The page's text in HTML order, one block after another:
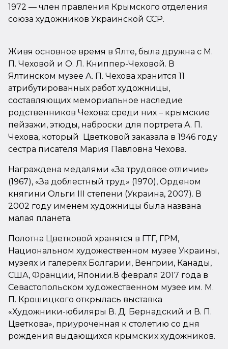
1972 — член правления Крымского отделения
союза художников Украинской ССР.
Живя основное время в Ялте, была дружна с М.
П. Чеховой и О. Л. Книппер-Чеховой. В
Ялтинском музее А. П. Чехова хранится 11
атрибутированных работ художницы,
составляющих мемориальное наследие
родственников Чехова: среди них – крымские
пейзажи, этюды, наброски для портрета А. П.
Чехова, который Цветковой заказала в 1946 году
сестра писателя Мария Павловна Чехова.
Награждена медалями «За трудовое отличие»
(1967), «За доблестный труд» (1970), Орденом
княгини Ольги III степени (Украина, 2007). В
2002 году именем художницы была названа
малая планета.
Полотна Цветковой хранятся в ГТГ, ГРМ,
Национальном художественном музее Украины,
музеях и галереях Болгарии, Венгрии, Канады,
США, Франции, Японии.8 февраля 2017 года в
Севастопольском художественном музее им. М.
П. Крошицкого открылась выставка
«Художники-юбиляры В. Д. Бернадский и В. П.
Цветкова», приуроченная к столетию со дня
рождения выдающихся крымских художников.